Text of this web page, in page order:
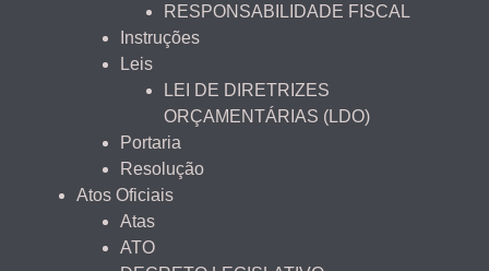
RESPONSABILIDADE FISCAL
Instruções
Leis
LEI DE DIRETRIZES
ORÇAMENTÁRIAS (LDO)
Portaria
Resolução
Atos Oficiais
Atas
ATO